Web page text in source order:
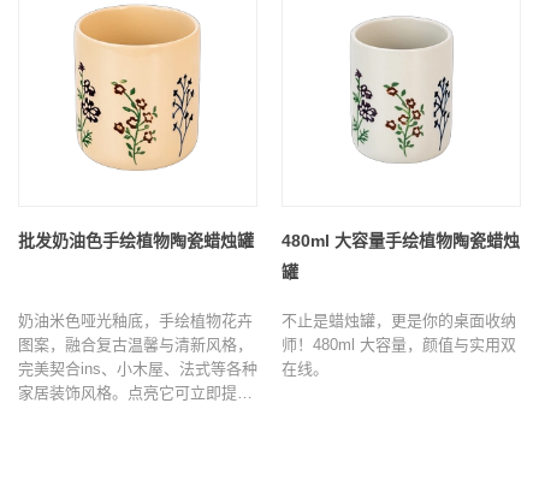
批发奶油色手绘植物陶瓷蜡烛罐
奶油米色哑光釉底，手绘植物花卉
图案，融合复古温馨与清新风格，
完美契合ins、小木屋、法式等各种
家居装饰风格。点亮它可立即提升
480ml 大容量手绘植物陶瓷蜡烛
罐
不止是蜡烛罐，更是你的桌面收纳
师！480ml 大容量，颜值与实用双
在线。